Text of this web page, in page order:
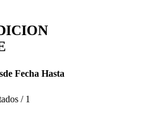
Fecha Hasta
/ 1